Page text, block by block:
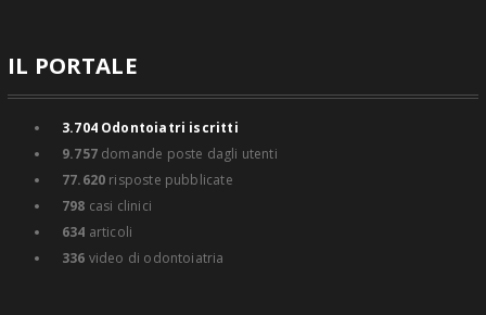
IL PORTALE
3.704Odontoiatri iscritti
9.757domande poste dagli utenti
77.620 risposte pubblicate
798 casi clinici
634 articoli
336 video di odontoiatria